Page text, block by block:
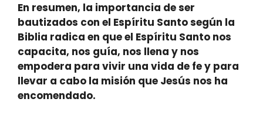
En resumen, la importancia de ser
bautizados con el Espíritu Santo según la
Biblia radica en que el Espíritu Santo nos
capacita, nos guía, nos llena y nos
empodera para vivir una vida de fe y para
llevar a cabo la misión que Jesús nos ha
encomendado.